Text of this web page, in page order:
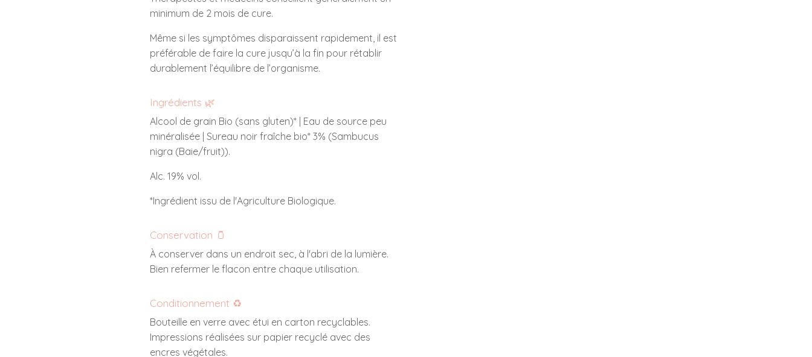
minimum de 2 mois de cure.
Même si les symptômes disparaissent rapidement, il est
préférable de faire la cure jusqu’à la fin pour rétablir
durablement l’équilibre de l’organisme.
Ingrédients 🌿
Alcool de grain Bio (sans gluten)* | Eau de source peu
minéralisée | Sureau noir fraîche bio* 3% (Sambucus
nigra (Baie/fruit)).
Alc. 19% vol.
*Ingrédient issu de l'Agriculture Biologique.
Conservation 🫙
À conserver dans un endroit sec, à l'abri de la lumière.
Bien refermer le flacon entre chaque utilisation.
Conditionnement ♻️
Bouteille en verre avec étui en carton recyclables.
Impressions réalisées sur papier recyclé avec des
encres végétales.